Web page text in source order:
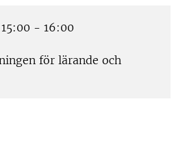
- 16:00
för lärande och